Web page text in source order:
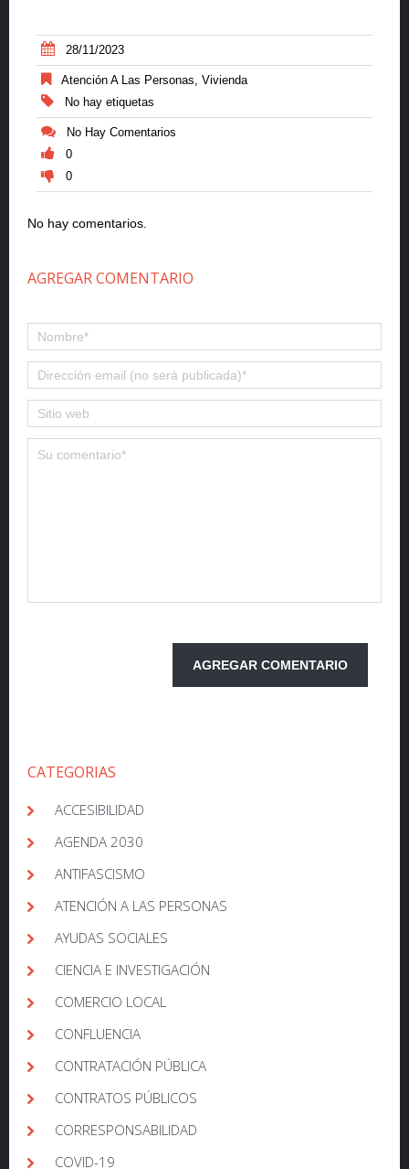
28/11/2023
Atención A Las Personas Vivienda
No hay etiquetas
No Hay Comentarios
0
0
No hay comentarios.
AGREGAR COMENTARIO
CATEGORIAS
ACCESIBILIDAD
AGENDA 2030
ANTIFASCISMO
ATENCIÓN A LAS PERSONAS
AYUDAS SOCIALES
CIENCIA E INVESTIGACIÓN
COMERCIO LOCAL
CONFLUENCIA
CONTRATACIÓN PÚBLICA
CONTRATOS PÚBLICOS
CORRESPONSABILIDAD
COVID-19